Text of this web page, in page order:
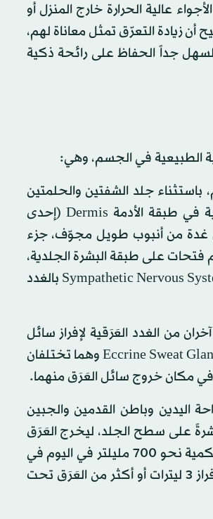
عالية الحرارة خارج المنزل أو
زيادة التعرّق تمثل معاناة لهم،
جداً الحفاظ على رائحة ذكية
للجسم، باستثناء جلد الشفتين والحلمتين
والأعضاء التناسلية الخارجية لأنها خالية من أي غدد عرقية. وتشريحياً، تقع الغدد العَرَقية في طبقة الأدمة Dermis (إحدى
غدة من أنبوب طويل مجوّف، جزء
على طبقة البشرة الجلدية،
كي يُخرج العَرَق على سطح الجلد. وتتصل الخلايا العصبية من الجهاز العصبي اللا إرادي Sympathetic Nervous System بالغدد
من الغدد العَرَقية لإفراز سائل
العَرَق، هما: «الغدد العَرَقية المُفترزة» Apocrine Sweat Glands، و«الغدد العَرَقية الفارزة» Eccrine Sweat Glands وهما تختلفان
مكان خروج سائل العَرَق منهما.
اليدين وباطن القدمين والجبين
على سطح الجلد، ليخرج العَرَق
مباشرةً عليه. وتُنتج سائل عرق لا رائحة ولا لون له، ويحتوي على ماء وأملاح فقط. وذلك بكمية نحو 700 مليلتر في اليوم في
الأجواء المعتدلة، وغالب تلك الكمية لا يشعر بها المرء. ولها أيضاً القدرة على الوصول إلى إفراز 3 ليترات أو أكثر من العَرَق تحت